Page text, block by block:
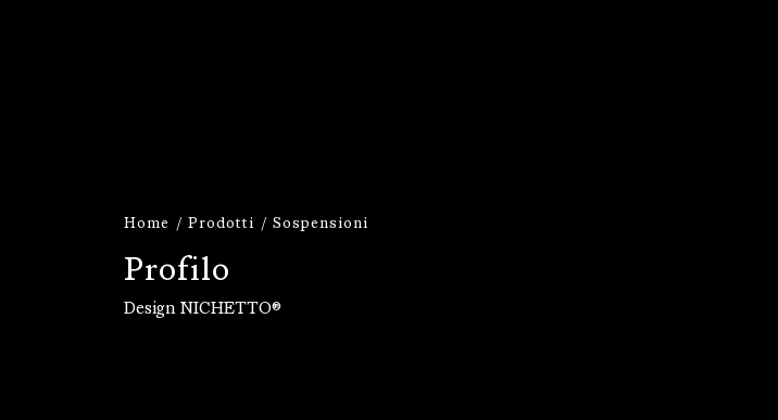
Home Prodotti Sospensioni
Profilo
Design NICHETTO®